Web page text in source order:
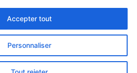
Personnaliser
Accepter tout
DROITS RÉSERVÉS - LCR
par l’agence WebJsemproduction